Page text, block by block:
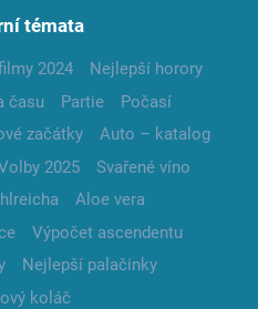
témata
2024
Nejlepší horory
času Partie
Počasí
začátky
Auto – katalog
2025
Svařené víno
Aloe vera
Výpočet ascendentu
Nejlepší palačinky
koláč